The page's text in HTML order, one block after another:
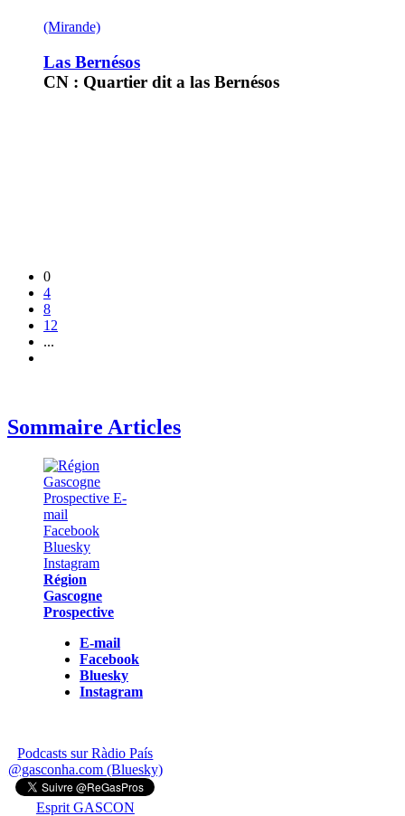
(Mirande)
Las Bernésos
CN : Quartier dit a las Bernésos
0
4
8
12
...
Sommaire Articles
Région
Gascogne
Prospective
E-mail
Facebook
Bluesky
Instagram
Podcasts sur Ràdio País
@gasconha.com (Bluesky)
Esprit GASCON